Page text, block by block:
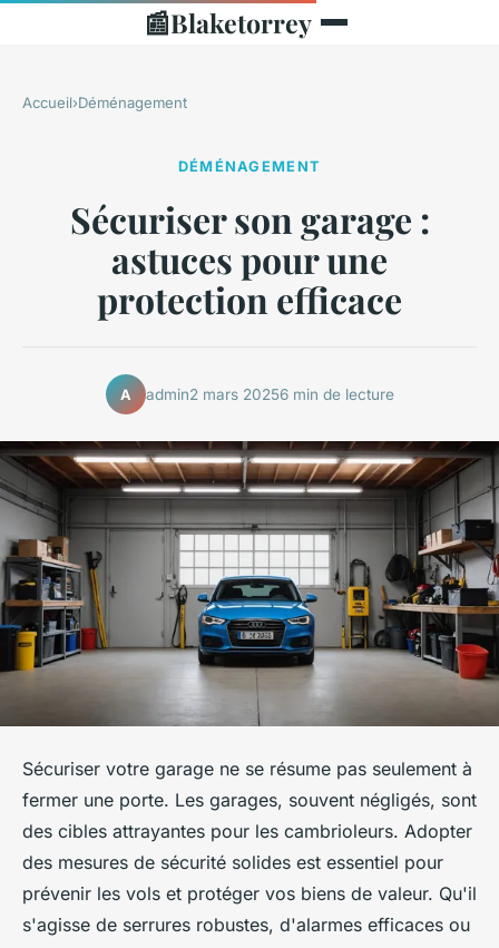
📰Blaketorrey
Accueil›Déménagement
DÉMÉNAGEMENT
Sécuriser son garage :
astuces pour une
protection efficace
A admin2 mars 20256 min de lecture
Sécuriser votre garage ne se résume pas seulement à
fermer une porte. Les garages, souvent négligés, sont
des cibles attrayantes pour les cambrioleurs. Adopter
des mesures de sécurité solides est essentiel pour
prévenir les vols et protéger vos biens de valeur. Qu'il
s'agisse de serrures robustes, d'alarmes efficaces ou